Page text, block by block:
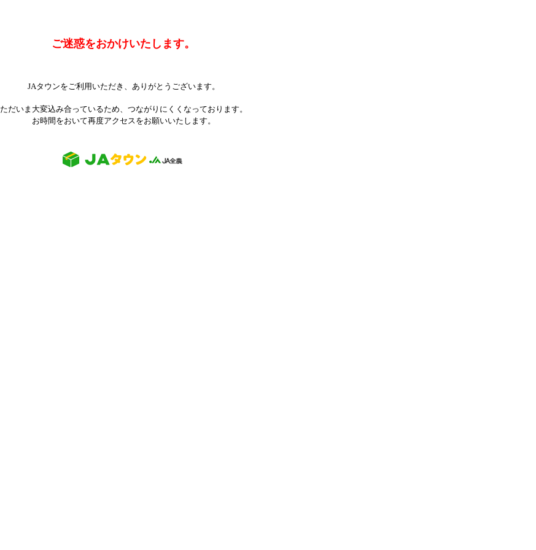
ご迷惑をおかけいたします。
JAタウンをご利用いただき、ありがとうございます。
ただいま大変込み合っているため、つながりにくくなっております。
お時間をおいて再度アクセスをお願いいたします。